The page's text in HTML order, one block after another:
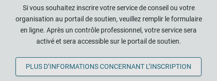
Si vous souhaitez inscrire votre service de conseil ou votre
organisation au portail de soutien, veuillez remplir le formulaire
en ligne. Après un contrôle professionnel, votre service sera
activé et sera accessible sur le portail de soutien.
PLUS D’INFORMATIONS CONCERNANT L’INSCRIPTION